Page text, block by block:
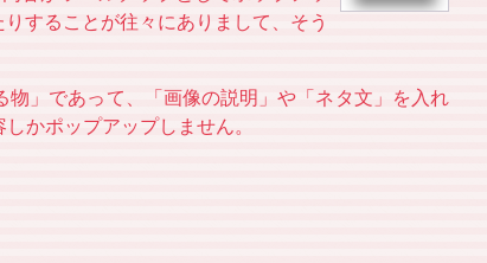
することが往々にありまして、そう
」であって、「画像の説明」や「ネタ文」を入れ
しかポップアップしません。